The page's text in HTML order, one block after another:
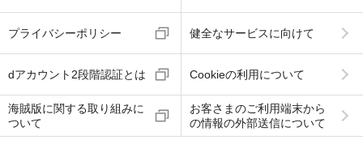
プライバシーポリシー 健全なサービスに向けて
dアカウント2段階認証とは Cookieの利用について
海賊版に関する取り組みに
ついて
お客さまのご利用端末から
の情報の外部送信について